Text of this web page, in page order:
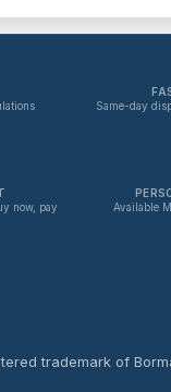
Same-day
now, pay
Available
trademark of